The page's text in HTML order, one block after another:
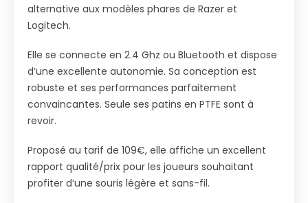
alternative aux modèles phares de Razer et
Logitech.
Elle se connecte en 2.4 Ghz ou Bluetooth et dispose
d’une excellente autonomie. Sa conception est
robuste et ses performances parfaitement
convaincantes. Seule ses patins en PTFE sont à
revoir.
Proposé au tarif de 109€, elle affiche un excellent
rapport qualité/prix pour les joueurs souhaitant
profiter d’une souris légère et sans-fil.